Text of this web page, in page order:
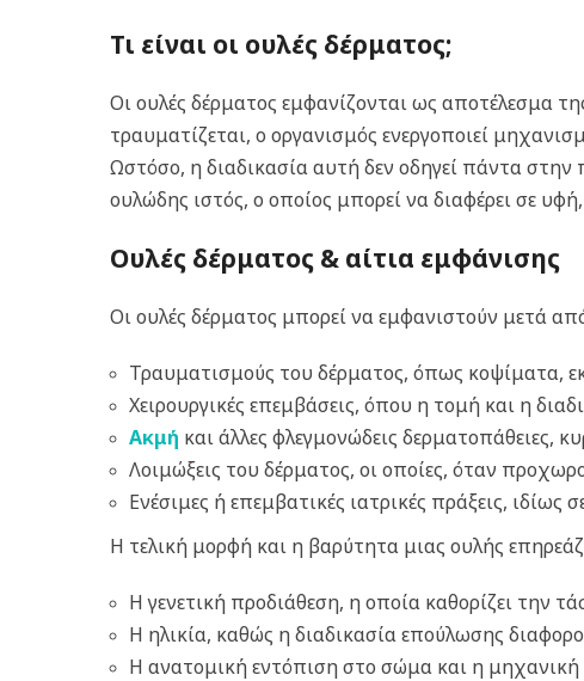
Τι είναι οι ουλές δέρματος;
Οι ουλές δέρματος εμφανίζονται ως αποτέλεσμα
τραυματίζεται, ο οργανισμός ενεργοποιεί
Ωστόσο, η διαδικασία αυτή δεν οδηγεί πάντα
ουλώδης ιστός, ο οποίος μπορεί να διαφέρει σε
Ουλές δέρματος & αίτια εμφάνισης
Οι ουλές δέρματος μπορεί να εμφανιστούν μετά
Τραυματισμούς του δέρματος, όπως κοψίματα,
Χειρουργικές επεμβάσεις, όπου η τομή και η
Ακμή και άλλες φλεγμονώδεις δερματοπάθειες,
Λοιμώξεις του δέρματος, οι οποίες, όταν
Ενέσιμες ή επεμβατικές ιατρικές πράξεις,
Η τελική μορφή και η βαρύτητα μιας ουλής
Η γενετική προδιάθεση, η οποία καθορίζει την
Η ηλικία, καθώς η διαδικασία επούλωσης
Η ανατομική εντόπιση στο σώμα και η